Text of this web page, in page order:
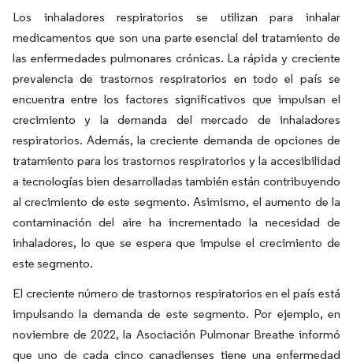
Los inhaladores respiratorios se utilizan para inhalar
medicamentos que son una parte esencial del tratamiento de
las enfermedades pulmonares crónicas. La rápida y creciente
prevalencia de trastornos respiratorios en todo el país se
encuentra entre los factores significativos que impulsan el
crecimiento y la demanda del mercado de inhaladores
respiratorios. Además, la creciente demanda de opciones de
tratamiento para los trastornos respiratorios y la accesibilidad
a tecnologías bien desarrolladas también están contribuyendo
al crecimiento de este segmento. Asimismo, el aumento de la
contaminación del aire ha incrementado la necesidad de
inhaladores, lo que se espera que impulse el crecimiento de
este segmento.
El creciente número de trastornos respiratorios en el país está
impulsando la demanda de este segmento. Por ejemplo, en
noviembre de 2022, la Asociación Pulmonar Breathe informó
que uno de cada cinco canadienses tiene una enfermedad